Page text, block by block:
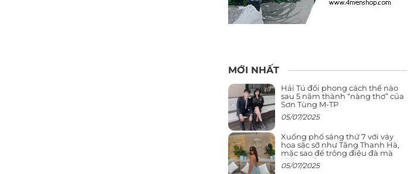
MỚI NHẤT
Hải Tú đổi phong cách thế nào
sau 5 năm thành “nàng thơ” của
Sơn Tùng M-TP
05/07/2025
Xuống phố sáng thứ 7 với váy
hoa sặc sỡ như Tăng Thanh Hà,
mặc sao để trông điệu đà mà
không sến
05/07/2025